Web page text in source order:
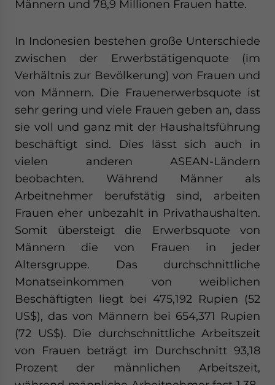
Männern und 78,9 Millionen Frauen hatte.
In Indonesien bestehen große Unterschiede
zwischen der Erwerbstätigenquote (im
Verhältnis zur Bevölkerung) von Frauen und
von Männern. Die Frauenerwerbsquote ist
sehr gering und viele Frauen geben an, dass
sie voll und ganz mit der Haushaltsführung
beschäftigt sind. Dies lässt sich auch in
vielen anderen ASEAN-Ländern
beobachten. Während Männer als
Arbeitnehmer berufstätig sind, arbeiten
Frauen eher unbezahlt in Privathaushalten.
Somit übersteigt die Erwerbsquote von
Männern die von Frauen in jeder
Altersgruppe. Das durchschnittliche
Monatseinkommen von weiblichen
Beschäftigten liegt bei 475,192 Rupien (52
US$), das von Männern bei 654,371 Rupien
(72 US$). Die durchschnittliche Arbeitszeit
von Frauen beträgt im Durchschnitt 93,18
Prozent der männlichen Arbeitszeit,